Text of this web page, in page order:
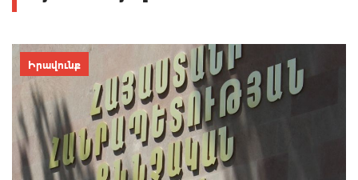
Իրավունք